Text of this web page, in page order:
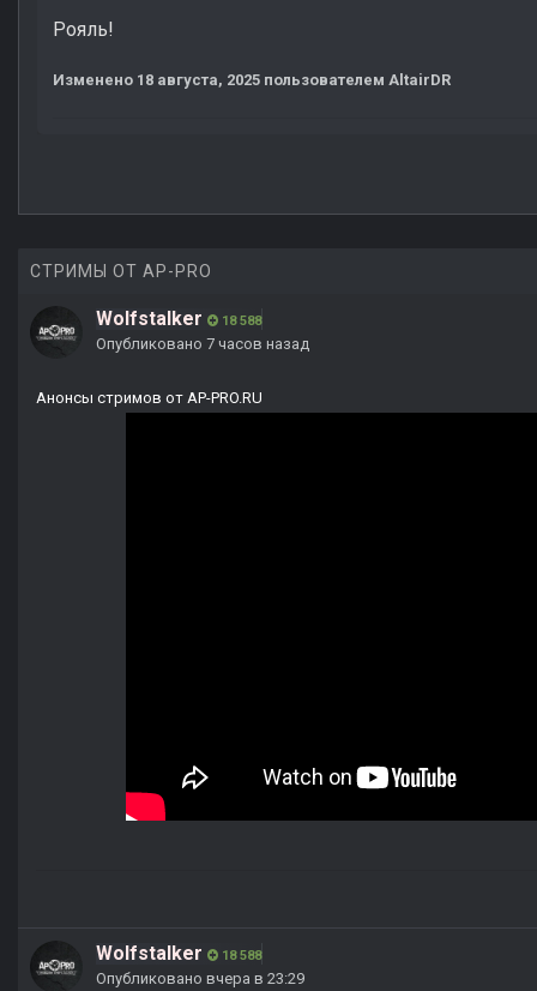
Рояль!
Изменено 18 августа, 2025 пользователем AltairDR
СТРИМЫ ОТ AP-PRO
Wolfstalker 18 588
Опубликовано 7 часов назад
Анонсы стримов от AP-PRO.RU
Wolfstalker 18 588
Опубликовано вчера в 23:29